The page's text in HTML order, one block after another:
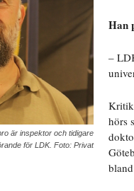
är inspektor och tidigare
för LDK. Foto: Privat
Han
–
hörs